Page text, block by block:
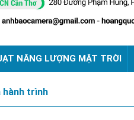
NĂNG LƯỢNG MẶT TRỜI
hành trình